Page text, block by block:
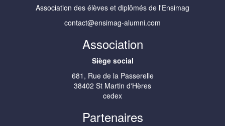
Association des élèves et diplômés de l'Ensimag
contact@ensimag-alumni.com
Association
Siège social
681, Rue de la Passerelle
38402 St Martin d'Hères
cedex
Partenaires